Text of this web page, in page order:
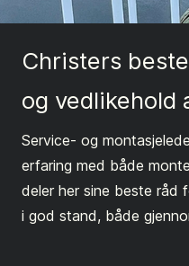
Christers
og vedlikehold
Service- og
erfaring med både
deler her sine beste råd
i god stand, både